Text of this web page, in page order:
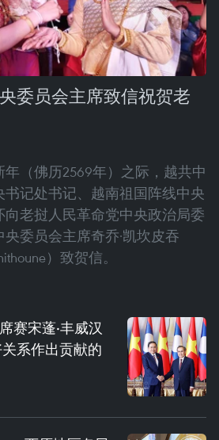
委员会主席致信祝贺老
（佛历2569年）之际，越共中
记处书记、越南祖国阵线中央
老挝人民革命党中央政治局委
委员会主席奇乔·凯坎皮吞
）致贺信。
赛宋蓬·丰威汉
系作出贡献的